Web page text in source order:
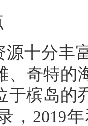
源十分丰
、奇特的
于槟岛的
，2019